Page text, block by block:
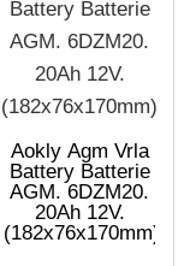
Aokly Agm Vrla
Battery Batterie
AGM. 6DZM20.
20Ah 12V.
(182x76x170mm)